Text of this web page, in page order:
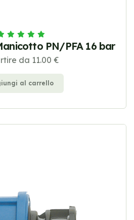
PN/PFA 16 bar
da 11.00 €
al carrello